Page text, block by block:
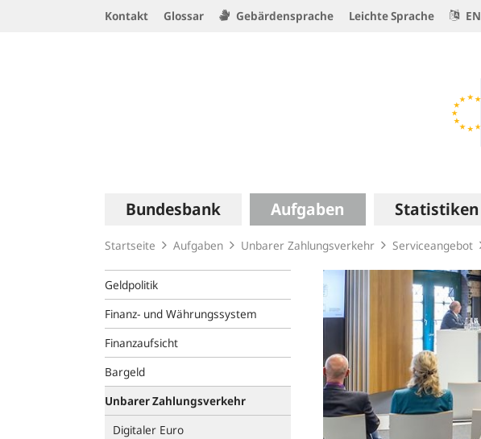
Kontakt Glossar Gebärdensprache Leichte Sprache EN
Hauptnavigation
Bundesbank Aufgaben Statistiken
Startseite Aufgaben Unbarer Zahlungsverkehr Serviceangebot
Geldpolitik
Finanz- und Währungssystem
Finanzaufsicht
Bargeld
Unbarer Zahlungsverkehr
Digitaler Euro